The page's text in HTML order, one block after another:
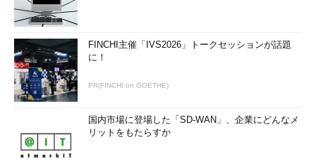
FINCHI主催「IVS2026」トークセッションが話題
に！
PR(FINCHI on GOETHE)
国内市場に登場した「SD-WAN」、企業にどんなメ
リットをもたらすか